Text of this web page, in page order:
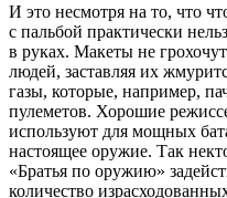
И это несмотря на то, что
с пальбой практически
в руках. Макеты не
людей, заставляя их
газы, которые, например,
пулеметов. Хорошие
используют для мощных
настоящее оружие. Так
«Братья по оружию»
количество